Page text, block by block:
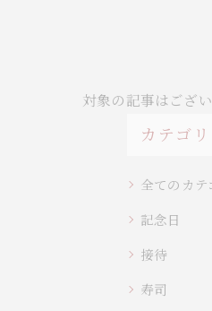
対象の記事はござ
カテゴ
全てのカテ
記念日
接待
寿司